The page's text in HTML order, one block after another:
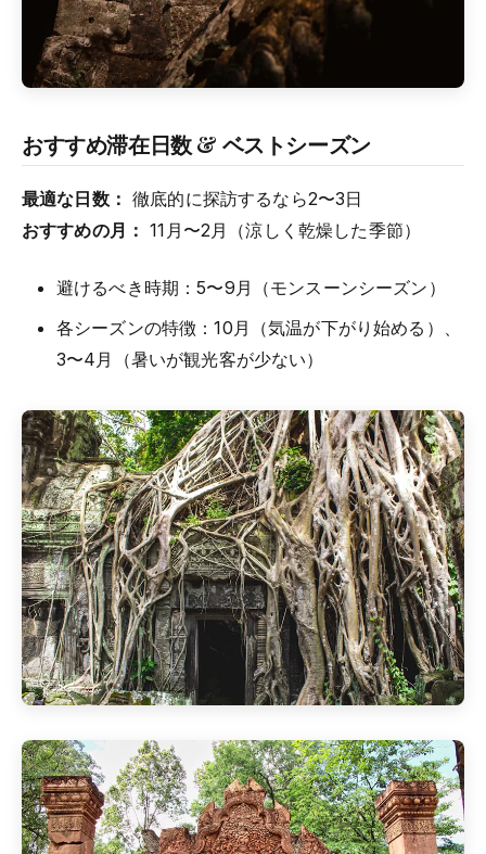
おすすめ滞在日数 & ベストシーズン
最適な日数： 徹底的に探訪するなら2〜3日
おすすめの月： 11月〜2月（涼しく乾燥した季節）
避けるべき時期：5〜9月（モンスーンシーズン）
各シーズンの特徴：10月（気温が下がり始める）、
3〜4月（暑いが観光客が少ない）